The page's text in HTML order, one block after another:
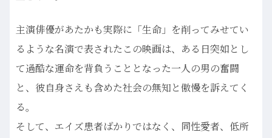
主演俳優があたかも実際に「生命」を削ってみせてい
るような名演で表されたこの映画は、ある日突如とし
て過酷な運命を背負うこととなった一人の男の奮闘
と、彼自身さえも含めた社会の無知と傲慢を訴えてく
る。
そして、エイズ患者ばかりではなく、同性愛者、低所